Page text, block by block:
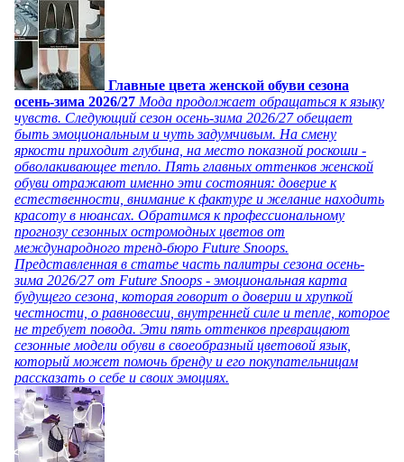
Главные цвета женской обуви сезона
осень-зима 2026/27 Мода продолжает обращаться к языку
чувств. Следующий сезон осень-зима 2026/27 обещает
быть эмоциональным и чуть задумчивым. На смену
яркости приходит глубина, на место показной роскоши -
обволакивающее тепло. Пять главных оттенков женской
обуви отражают именно эти состояния: доверие к
естественности, внимание к фактуре и желание находить
красоту в нюансах. Обратимся к профессиональному
прогнозу сезонных остромодных цветов от
международного тренд-бюро Future Snoops.
Представленная в статье часть палитры сезона осень-
зима 2026/27 от Future Snoops - эмоциональная карта
будущего сезона, которая говорит о доверии и хрупкой
честности, о равновесии, внутренней силе и тепле, которое
не требует повода. Эти пять оттенков превращают
сезонные модели обуви в своеобразный цветовой язык,
который может помочь бренду и его покупательницам
рассказать о себе и своих эмоциях.